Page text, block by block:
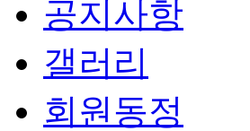
공지사항
갤러리
회원동정